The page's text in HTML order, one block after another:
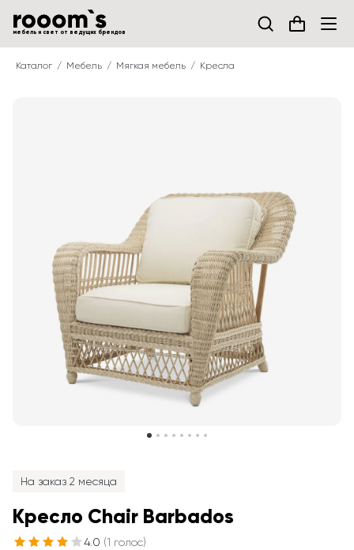
мебель и свет от ведущих брендов
Каталог Мебель Мягкая мебель Кресла
На заказ 2 месяца
Кресло Chair Barbados
4.0 (1 голос)